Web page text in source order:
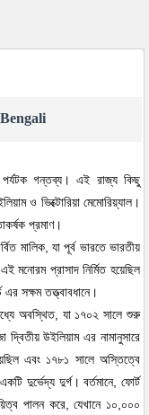
পর্যটক গন্তব্য। এই রাজ্য কিছু
ও ভিক্টোরিয়া মেমোরিয়্যাল।
প্রমাণ।
মালিক, যা পূর্ব ভারতে ভারতীয়
মনোরম প্রাসাদ নির্মিত হয়েছিল
এর সক্ষম তত্ত্বাবধানে।
অবস্থিত, যা ১৭০২ সালে শুরু
দ্বিতীয় উইলিয়াম এর নামানুসারে
এবং ১৭৮১ সালে অস্তিত্বে
দুর্ভেদ্য দুর্গ। বর্তমানে, ফোর্ট
পালন করে, যেখানে ১০,০০০